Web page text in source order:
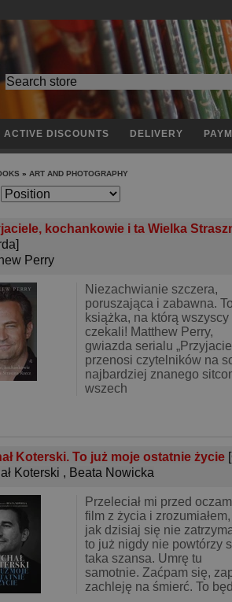
ACTIVE DISCOUNTS DELIVERY
» ART AND PHOTOGRAPHY
kochankowie i ta Wielka
Perry
Niezachwianie szczera,
poruszająca i zabawna.
książka, na którą wszyscy
czekali! Matthew Perry,
gwiazda serialu
przenosi czytelników na
najbardziej znanego
wszech
Koterski. To już moje ostatnie życie
Koterski , Beata Nowicka
Przeleciał mi przed
film z życia i
jak dzisiaj się nie
to już nigdy nie powtórzy
taka szansa. Umrę tu
samotnie. Zaćpam się,
zachleję na śmierć. To